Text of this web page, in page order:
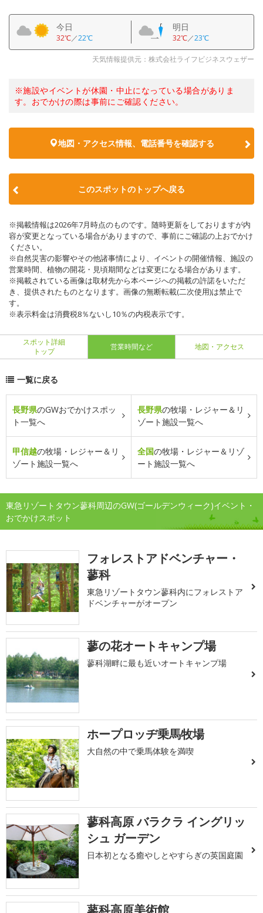
今日
32℃／22℃
明日
32℃／23℃
天気情報提供元：株式会社ライフビジネスウェザー
※施設やイベントが休園・中止になっている場合がありま
す。おでかけの際は事前にご確認ください。
地図・アクセス情報、電話番号を確認する
このスポットのトップへ戻る
※掲載情報は2026年7月時点のものです。随時更新をしておりますが内
容が変更となっている場合がありますので、事前にご確認の上おでかけ
ください。
※自然災害の影響やその他諸事情により、イベントの開催情報、施設の
営業時間、植物の開花・見頃期間などは変更になる場合があります。
※掲載されている画像は取材先から本ページへの掲載の許諾をいただ
き、提供されたものとなります。画像の無断転載(二次使用)は禁止で
す。
※表示料金は消費税8％ないし10％の内税表示です。
スポット詳細
トップ
営業時間など 地図・アクセス
一覧に戻る
長野県のGWおでかけスポッ
ト一覧へ
長野県の牧場・レジャー＆リ
ゾート施設一覧へ
甲信越の牧場・レジャー＆リ
ゾート施設一覧へ
全国の牧場・レジャー＆リゾ
ート施設一覧へ
東急リゾートタウン蓼科周辺のGW(ゴールデンウィーク)イベント・
おでかけスポット
フォレストアドベンチャー・
蓼科
東急リゾートタウン蓼科内にフォレストア
ドベンチャーがオープン
蓼の花オートキャンプ場
蓼科湖畔に最も近いオートキャンプ場
ホープロッヂ乗馬牧場
大自然の中で乗馬体験を満喫
蓼科高原 バラクラ イングリッ
シュ ガーデン
日本初となる癒やしとやすらぎの英国庭園
蓼科高原美術館